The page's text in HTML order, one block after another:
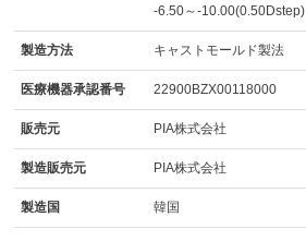
-6.50～-10.00(0.50Dstep)
製造方法 キャストモールド製法
医療機器承認番号 22900BZX00118000
販売元 PIA株式会社
製造販売元 PIA株式会社
製造国 韓国